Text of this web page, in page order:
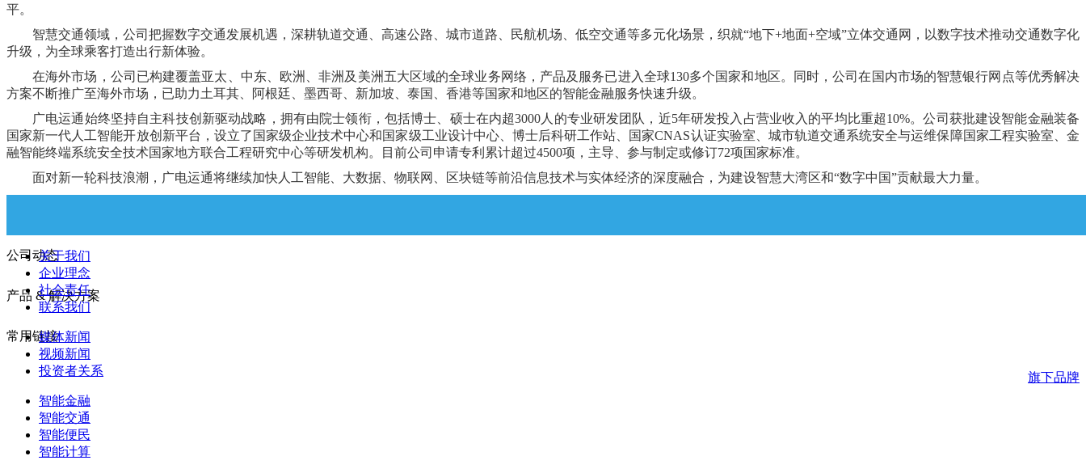
平。
智慧交通领域，公司把握数字交通发展机遇，深耕轨道交通、高速公路、城市道路、民航机场、低空交通等多元化场景，织就“地下+地面+空域”立体交通网，以数字技术推动交通数字化
升级，为全球乘客打造出行新体验。
在海外市场，公司已构建覆盖亚太、中东、欧洲、非洲及美洲五大区域的全球业务网络 ，产品及服务已进入全球130多个国家和地区。同时，公司在国内市场的智慧银行网点等优秀解决
方案不断推广至海外市场，已助力土耳其、阿根廷、墨西哥、新加坡、泰国、香港等国家和地区的智能金融服务快速升级。
广电运通始终坚持自主科技创新驱动战略，拥有由院士领衔，包括博士、硕士在内超3000 人的专业研发团队，近5年研发投入占营业收入的平均比重超10%。公司获批建设智能金融装备
国家新一代人工智能开放创新平台，设立了国家级企业技术中心和国家级工业设计中心、博士后科研工作站、国家CNAS认证实验室、城市轨道交通系统安全与运维保障国家工程实验室、金
融智能终端系统安全技术国家地方联合工程研究中心等研发机构。目前公司申请专利累计超过4500项，主导、参与制定或修订72项国家标准。
面对新一轮科技浪潮，广电运通将继续加快人工智能、大数据、物联网、区块链等前沿信息技术与实体经济的深度融合，为建设智慧大湾区和“数字中国”贡献最大力量。
公司动态
产品 & 解决方案
常用链接
旗下品牌
关于我们
企业理念
社会责任
联系我们
媒体新闻
视频新闻
投资者关系
智能金融
智能交通
智能便民
智能计算